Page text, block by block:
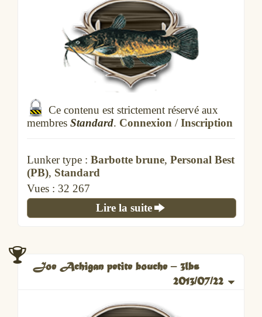
Ce contenu est strictement réservé aux
membres Standard. Connexion /Inscription
Lunker type : Barbotte brune, Personal Best
(PB), Standard
Vues : 32 267
Lire la suite
Joe Achigan petite bouche – 3lbs
2013/07/22